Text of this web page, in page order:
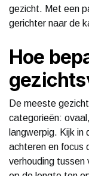
gezicht. Met een
gerichter naar de
Hoe
De meeste
categorieën:
langwerpig. Kijk in
achteren en focus
verhouding tussen